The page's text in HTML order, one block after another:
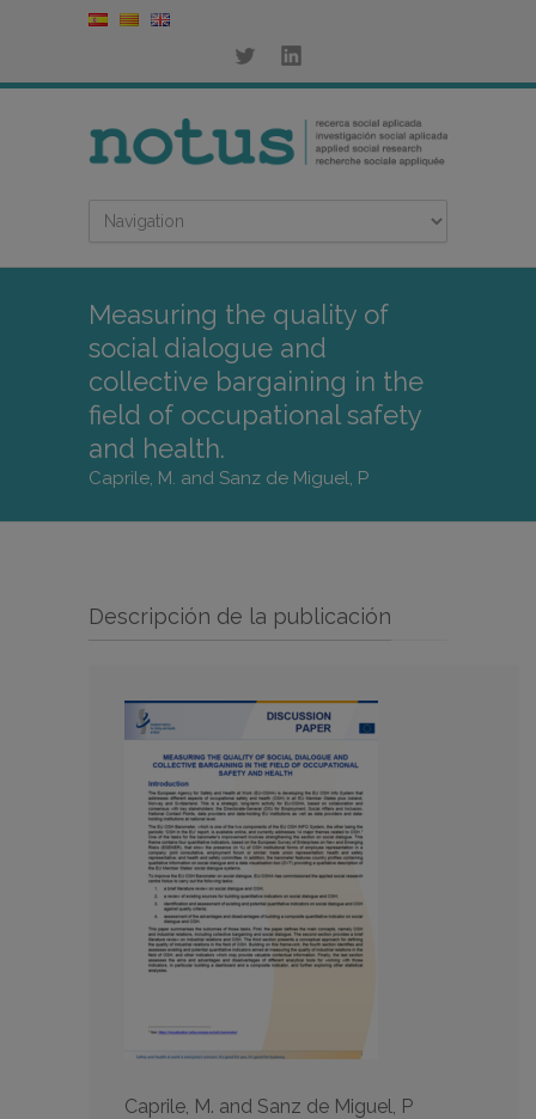
Measuring the quality of
social dialogue and
collective bargaining in the
field of occupational safety
and health.
Caprile, M. and Sanz de Miguel, P
Descripción de la publicación
Caprile, M. and Sanz de Miguel, P